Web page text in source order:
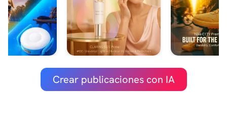
Crear publicaciones con IA